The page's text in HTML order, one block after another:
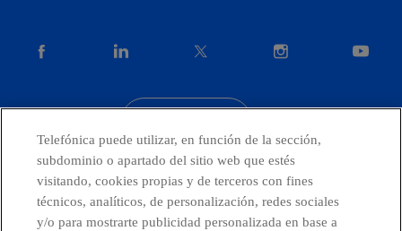
facebook instagram
Países y Unidades emergentes
Telefónica puede utilizar, en función de la sección,
subdominio o apartado del sitio web que estés
visitando, cookies propias y de terceros con fines
técnicos, analíticos, de personalización, redes sociales
y/o para mostrarte publicidad personalizada en base a